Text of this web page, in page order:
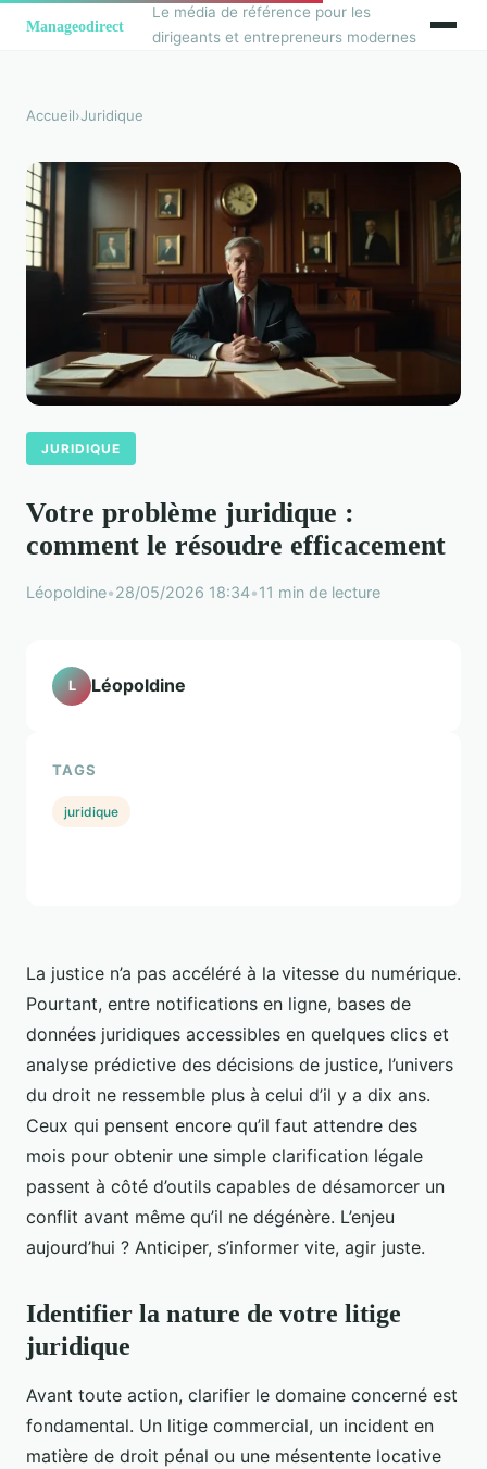
Le média de référence pour les
dirigeants et entrepreneurs modernes
Accueil›Juridique
JURIDIQUE
Votre problème juridique :
comment le résoudre efficacement
Léopoldine•28/05/2026 18:34•11 min de lecture
La justice n’a pas accéléré à la vitesse du numérique.
Pourtant, entre notifications en ligne, bases de
données juridiques accessibles en quelques clics et
analyse prédictive des décisions de justice, l’univers
du droit ne ressemble plus à celui d’il y a dix ans.
Ceux qui pensent encore qu’il faut attendre des
mois pour obtenir une simple clarification légale
passent à côté d’outils capables de désamorcer un
conflit avant même qu’il ne dégénère. L’enjeu
aujourd’hui ? Anticiper, s’informer vite, agir juste.
Identifier la nature de votre litige
juridique
Avant toute action, clarifier le domaine concerné est
fondamental. Un litige commercial, un incident en
matière de droit pénal ou une mésentente locative
L Léopoldine
TAGS
juridique